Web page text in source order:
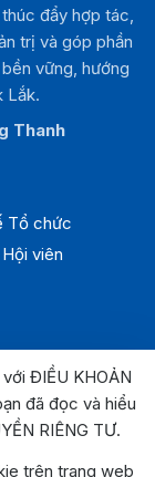
đẩy hợp tác,
trị và góp phần
vững, hướng
Lắk.
Thanh
Tổ chức
viên
Lắk: Số 33
Lắk
04 Lê Lợi, P.
ĐIỀU KHOẢN
đã đọc và hiểu
RIÊNG TƯ.
trên trang web